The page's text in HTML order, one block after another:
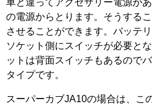
の電源からとります。そうする
させることができます。バッテ
ソケット側にスイッチが必要と
ットは背面スイッチもあるので
タイプです。
スーパーカブJA10の場合は、こ